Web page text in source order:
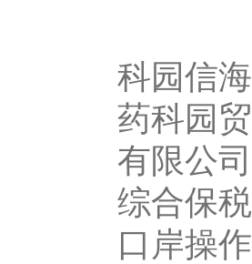
科园信
药科园
有限公
综合保
口岸操